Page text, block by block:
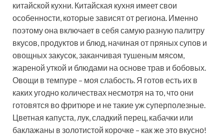
китайской кухни. Китайская кухня имеет свои
особенности, которые зависят от региона. Именно
поэтому она включает в себя самую разную палитру
вкусов, продуктов и блюд, начиная от пряных супов и
овощных закусок, заканчивая тушеным мясом,
жареной уткой и блюдами на основе трав и бобовых.
Овощи в темпуре – моя слабость. Я готов есть их в
каких угодно количествах несмотря на то, что они
готовятся во фритюре и не такие уж суперполезные.
Цветная капуста, лук, сладкий перец, кабачки или
баклажаны в золотистой корочке – как же это вкусно!